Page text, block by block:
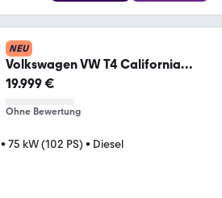
NEU
Volkswagen VW T4 California
Westfalia Beach
19.999 €
Ohne Bewertung
• 75 kW (102 PS) • Diesel